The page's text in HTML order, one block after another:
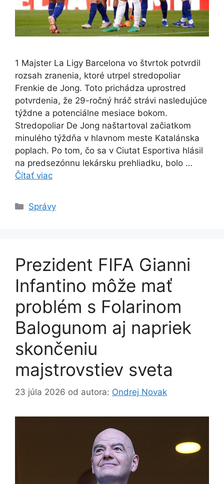
1 Majster La Ligy Barcelona vo štvrtok potvrdil
rozsah zranenia, ktoré utrpel stredopoliar
Frenkie de Jong. Toto prichádza uprostred
potvrdenia, že 29-ročný hráč strávi nasledujúce
týždne a potenciálne mesiace bokom.
Stredopoliar De Jong naštartoval začiatkom
minulého týždňa v hlavnom meste Katalánska
poplach. Po tom, čo sa v Ciutat Esportiva hlásil
na predsezónnu lekársku prehliadku, bolo …
Čítať viac
Kategórie
Správy
Prezident FIFA Gianni
Infantino môže mať
problém s Folarinom
Balogunom aj napriek
skončeniu
majstrovstiev sveta
23 júla 2026 od autora: Ondrej Novak